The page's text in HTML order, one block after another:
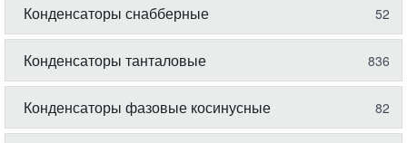
Конденсаторы снабберные 52
Конденсаторы танталовые 836
Конденсаторы фазовые косинусные 82